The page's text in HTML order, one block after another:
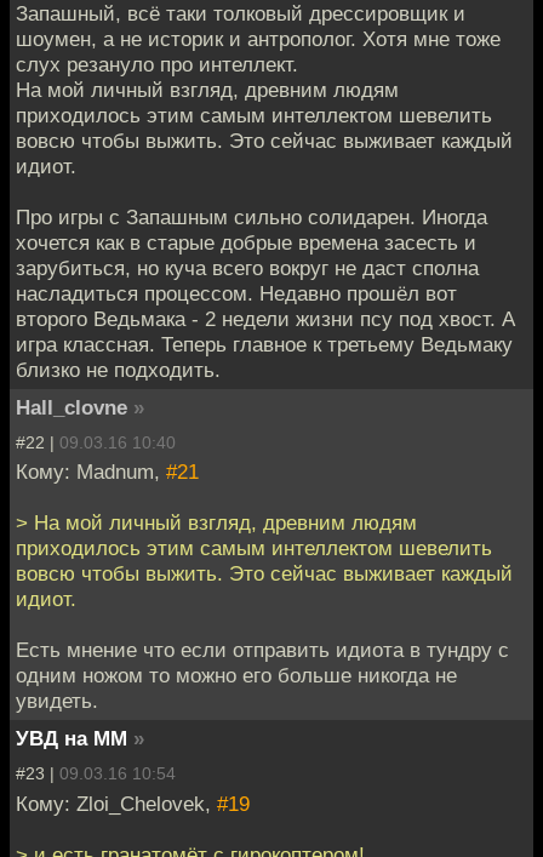
Запашный, всё таки толковый дрессировщик и
шоумен, а не историк и антрополог. Хотя мне тоже
слух резануло про интеллект.
На мой личный взгляд, древним людям
приходилось этим самым интеллектом шевелить
вовсю чтобы выжить. Это сейчас выживает каждый
идиот.
Про игры с Запашным сильно солидарен. Иногда
хочется как в старые добрые времена засесть и
зарубиться, но куча всего вокруг не даст сполна
насладиться процессом. Недавно прошёл вот
второго Ведьмака - 2 недели жизни псу под хвост. А
игра классная. Теперь главное к третьему Ведьмаку
близко не подходить.
Hall_clovne »
#22 | 09.03.16 10:40
Кому: Madnum, #21
> На мой личный взгляд, древним людям
приходилось этим самым интеллектом шевелить
вовсю чтобы выжить. Это сейчас выживает каждый
идиот.
Есть мнение что если отправить идиота в тундру с
одним ножом то можно его больше никогда не
увидеть.
УВД на ММ »
#23 | 09.03.16 10:54
Кому: Zloi_Chelovek, #19